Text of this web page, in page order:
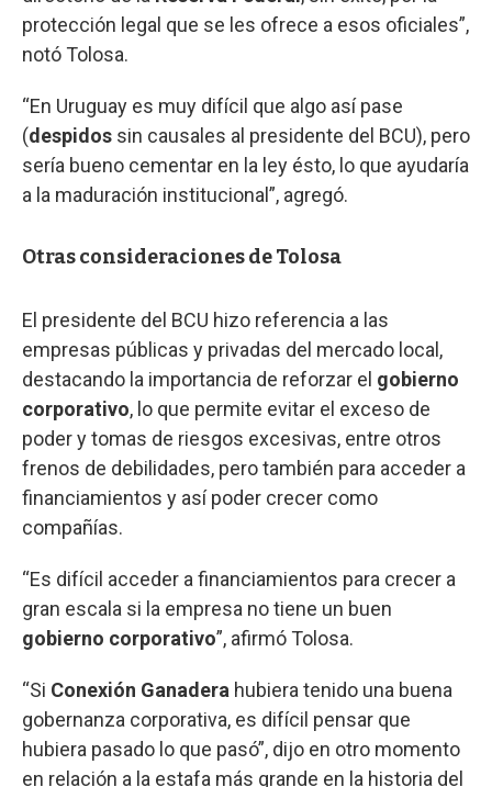
protección legal que se les ofrece a esos oficiales”,
notó Tolosa.
“En Uruguay es muy difícil que algo así pase
(despidos sin causales al presidente del BCU), pero
sería bueno cementar en la ley ésto, lo que ayudaría
a la maduración institucional”, agregó.
Otras consideraciones de Tolosa
El presidente del BCU hizo referencia a las
empresas públicas y privadas del mercado local,
destacando la importancia de reforzar el gobierno
corporativo, lo que permite evitar el exceso de
poder y tomas de riesgos excesivas, entre otros
frenos de debilidades, pero también para acceder a
financiamientos y así poder crecer como
compañías.
“Es difícil acceder a financiamientos para crecer a
gran escala si la empresa no tiene un buen
gobierno corporativo”, afirmó Tolosa.
“Si Conexión Ganadera hubiera tenido una buena
gobernanza corporativa, es difícil pensar que
hubiera pasado lo que pasó”, dijo en otro momento
en relación a la estafa más grande en la historia del